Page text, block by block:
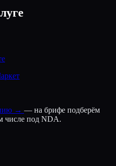
→ — на брифе подберём
числе под NDA.